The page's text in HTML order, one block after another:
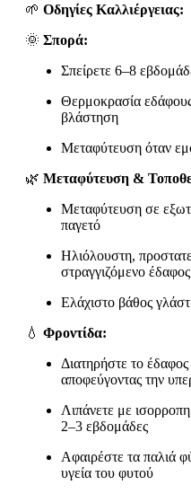
🌱 Οδηγίες Καλλιέργειας:
🌞 Σπορά:
Σπείρετε 6–8
Θερμοκρασία
βλάστηση
Μεταφύτευση όταν
🌿 Μεταφύτευση &
Μεταφύτευση σε
παγετό
Ηλιόλουστη,
στραγγιζόμενο έδαφος
Ελάχιστο βάθος
💧 Φροντίδα:
Διατηρήστε το
αποφεύγοντας την
Λιπάνετε με
2–3 εβδομάδες
Αφαιρέστε τα παλιά
υγεία του φυτού